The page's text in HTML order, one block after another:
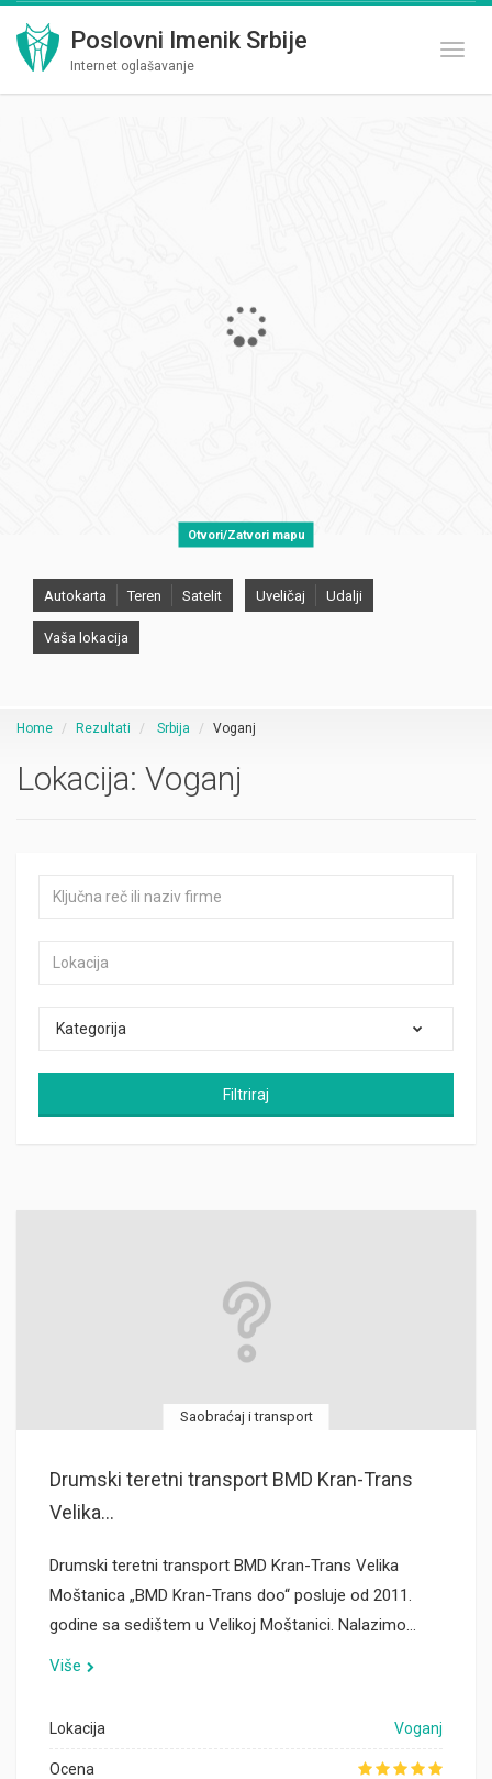
Poslovni Imenik Srbije
Internet oglašavanje
Otvori/Zatvori mapu
Autokarta Teren Satelit Uveličaj Udalji
Vaša lokacija
Home Rezultati Srbija Voganj
Lokacija: Voganj
Kategorija
Filtriraj
Saobraćaj i transport
Drumski teretni transport BMD Kran-Trans
Velika...
Drumski teretni transport BMD Kran-Trans Velika
Moštanica „BMD Kran-Trans doo“ posluje od 2011.
godine sa sedištem u Velikoj Moštanici. Nalazimo…
Više
Lokacija Voganj
Ocena